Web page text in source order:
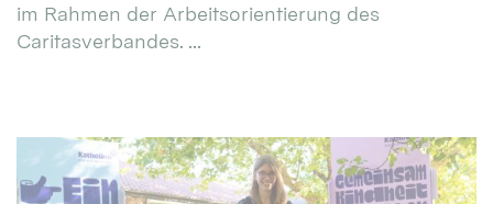
im Rahmen der Arbeitsorientierung des
Caritasverbandes. ...